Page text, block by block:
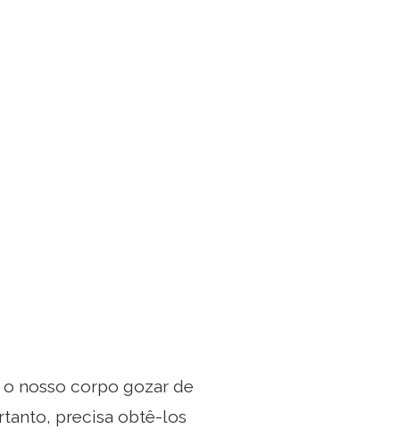
nosso corpo gozar de
precisa obtê-los